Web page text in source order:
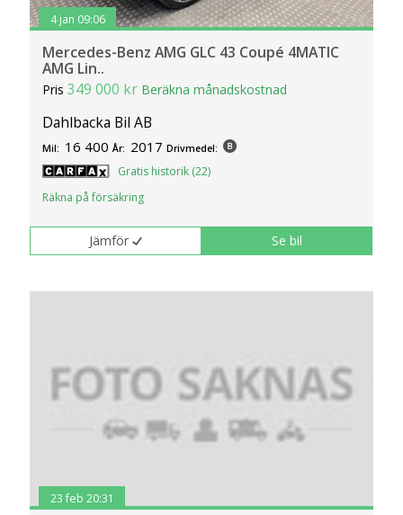
4 jan 09:06
Mercedes-Benz AMG GLC 43 Coupé 4MATIC
AMG Lin..
Pris349 000 kr Beräkna månadskostnad
Dahlbacka Bil AB
Mil: 16 400 År: 2017 Drivmedel:
Gratis historik (22)
Räkna på försäkring
Jämför Se bil
23 feb 20:31